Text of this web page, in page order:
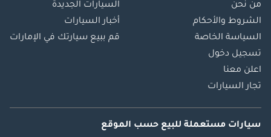
من نحن
الشروط والأحكام
السياسة الخاصة
تسجيل دخول
اعلن معنا
تجار السيارات
السيارات الجديدة
أخبار السيارات
قم ببيع سيارتك في الإمارات
سيارات مستعملة للبيع حسب الموقع